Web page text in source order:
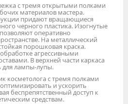
с тремя открытыми полками
материалов мастера.
придают вращающиеся
черного пластика. Изогнутые
оперативно
На металлический
порошковая краска.
агрессивными
В верхней части каркаса
для лампы-лупы.
косметолога с тремя полками
и ускорить
беспрепятственный доступ к
средствам.